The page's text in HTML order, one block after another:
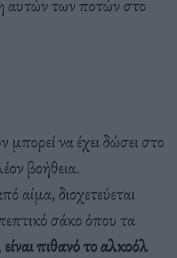
μπορεί να έχει δώσει στο
βοήθεια.
αίμα, διοχετεύεται
σάκο όπου τα
είναι πιθανό το αλκοόλ